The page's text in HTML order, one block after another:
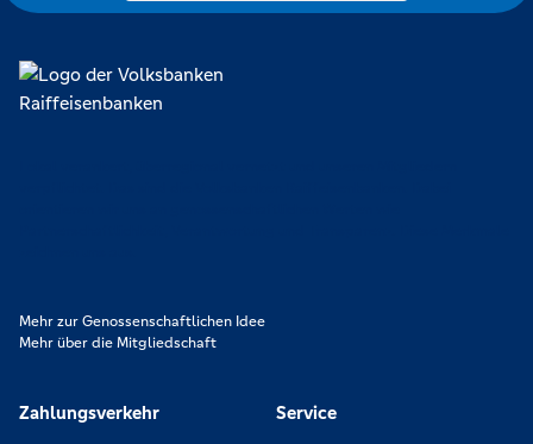
Mehr zur Genossenschaftlichen Idee
Mehr über die Mitgliedschaft
Zahlungsverkehr Service